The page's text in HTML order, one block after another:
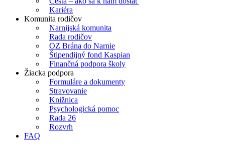
Kariéra
Komunita rodičov
Narnijská komunita
Rada rodičov
OZ Brána do Narnie
Štipendijný fond Kaspian
Finančná podpora školy
Žiacka podpora
Formuláre a dokumenty
Stravovanie
Knižnica
Psychologická pomoc
Rada 26
Rozvrh
FAQ